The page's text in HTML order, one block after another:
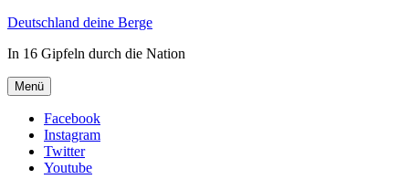
Deutschland deine Berge
In 16 Gipfeln durch die Nation
Menü
Facebook
Instagram
Twitter
Youtube